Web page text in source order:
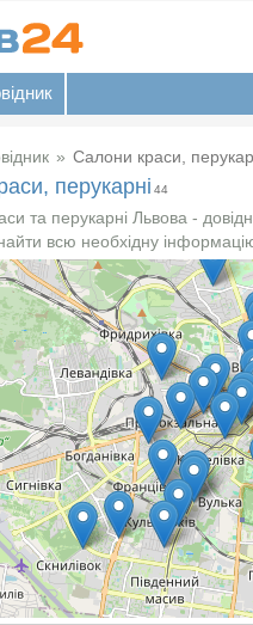
Салони краси,
перукарні 44
та перукарні Львова -
всю необхідну